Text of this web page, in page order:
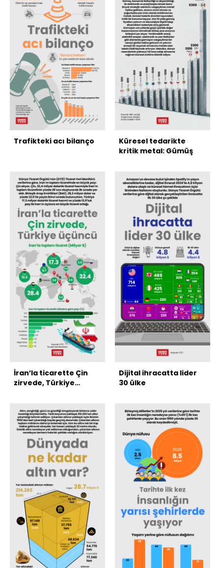
Trafikteki acı bilanço
Küresel tedarikte
kritik metal: Gümüş
İran’la ticarette Çin
zirvede, Türkiye
Dijital ihracatta lider
30 ülke